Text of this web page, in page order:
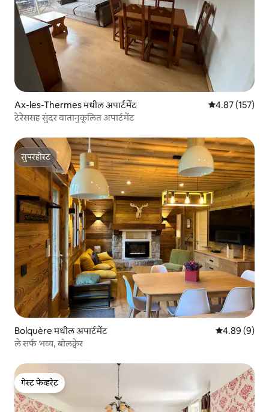
Ax-les-Thermes मधील अपार्टमेंट 5 पैकी 4.87
4.87 (157)
टेरेससह सुंदर वातानुकूलित अपार्टमेंट
सुपरहोस्ट
सुपरहोस्ट
Bolquère मधील अपार्टमेंट 5 पैकी 4.89
4.89 (9)
ले सर्फ भव्य, बोलक्वेर
गेस्ट फेव्हरेट
गेस्ट फेव्हरेट